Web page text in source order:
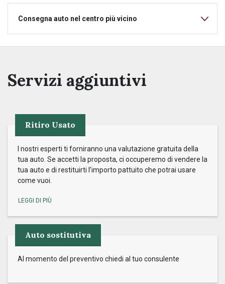
Consegna auto nel centro più vicino
Servizi aggiuntivi
Ritiro Usato
I nostri esperti ti forniranno una valutazione gratuita della
tua auto. Se accetti la proposta, ci occuperemo di vendere la
tua auto e di restituirti l’importo pattuito che potrai usare
come vuoi.
Auto sostitutiva
Al momento del preventivo chiedi al tuo consulente